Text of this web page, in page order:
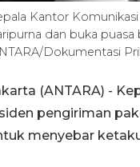
Kantor
dan buka
Dokumentasi
(ANTARA) -
pengiriman
menyebar